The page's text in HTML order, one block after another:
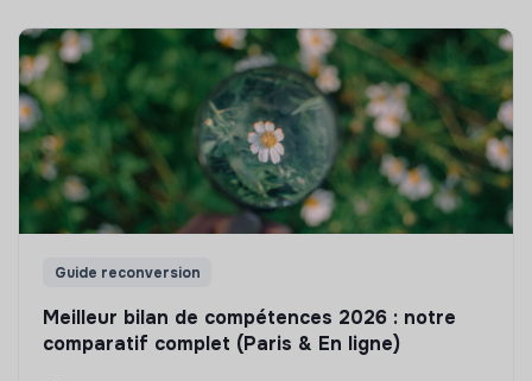
Guide reconversion
Meilleur bilan de compétences 2026 : notre
comparatif complet (Paris & En ligne)